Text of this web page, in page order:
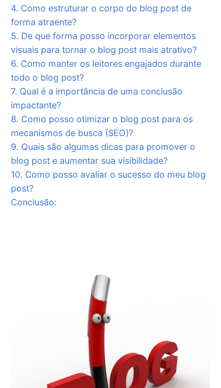
4. Como estruturar o corpo do blog post de
forma atraente?
5. De que forma posso incorporar elementos
visuais para tornar o blog post mais atrativo?
6. Como manter os leitores engajados durante
todo o blog post?
7. Qual é a importância de uma conclusão
impactante?
8. Como posso otimizar o blog post para os
mecanismos de busca (SEO)?
9. Quais são algumas dicas para promover o
blog post e aumentar sua visibilidade?
10. Como posso avaliar o sucesso do meu blog
post?
Conclusão: